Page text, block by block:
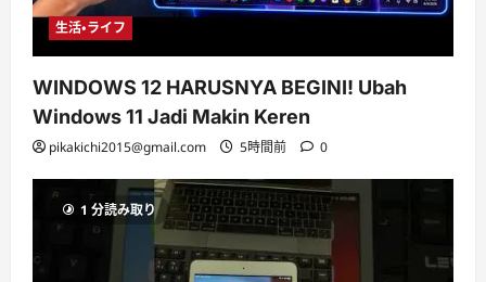
生活・ライフ
WINDOWS 12 HARUSNYA BEGINI! Ubah
Windows 11 Jadi Makin Keren
pikakichi2015@gmail.com 5時間前 0
1 分読み取り